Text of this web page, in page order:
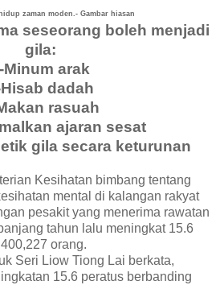
zaman moden.- Gambar hiasan
seseorang boleh menjadi
gila:
Minum arak
dadah
rasuah
ajaran sesat
gila secara keturunan
Kesihatan bimbang tentang
mental di kalangan rakyat
pesakit yang menerima rawatan
tahun lalu meningkat 15.6
orang.
Seri Liow Tiong Lai berkata,
15.6 peratus berbanding